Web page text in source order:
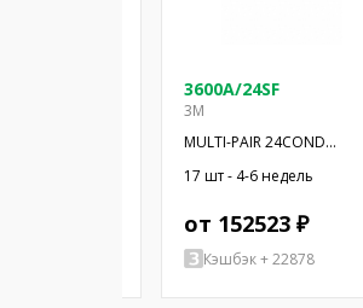
3600A/24SF
3M
MULTI-PAIR 24COND
28AWG BLK 100'
17 шт - 4-6 недель
от 152523 ₽
Кэшбэк + 22878